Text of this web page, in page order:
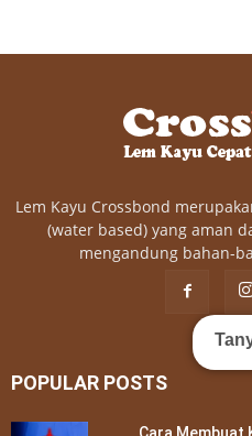
Lem Kayu Crossbond
(water based) yang aman
mengandung bahan-
POPULAR POSTS
Cara Membuat